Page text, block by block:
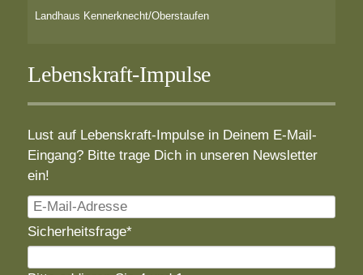
Landhaus Kennerknecht/Oberstaufen
Lebenskraft-Impulse
Lust auf Lebenskraft-Impulse in Deinem E-Mail-
Eingang? Bitte trage Dich in unseren Newsletter
ein!
E-
Mail-
Adresse
Pflichtfeld
Sicherheitsfrage*